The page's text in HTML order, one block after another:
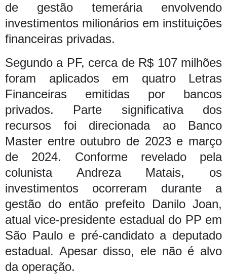
de gestão temerária envolvendo
investimentos milionários em instituições
financeiras privadas.
Segundo a PF, cerca de R$ 107 milhões
foram aplicados em quatro Letras
Financeiras emitidas por bancos
privados. Parte significativa dos
recursos foi direcionada ao Banco
Master entre outubro de 2023 e março
de 2024. Conforme revelado pela
colunista Andreza Matais, os
investimentos ocorreram durante a
gestão do então prefeito Danilo Joan,
atual vice-presidente estadual do PP em
São Paulo e pré-candidato a deputado
estadual. Apesar disso, ele não é alvo
da operação.